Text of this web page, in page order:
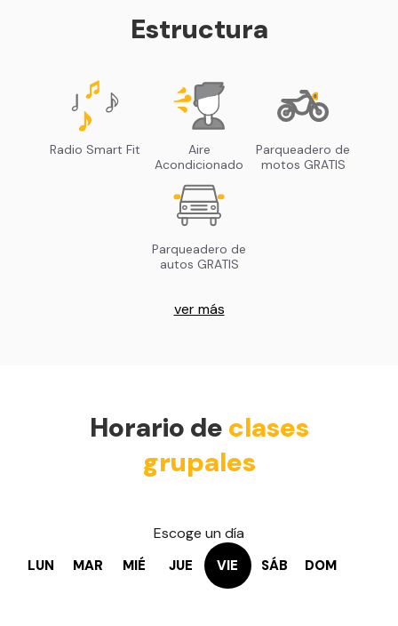
Estructura
Radio Smart Fit
Aire
Acondicionado
Parqueadero de
motos GRATIS
Parqueadero de
autos GRATIS
ver más
Horario de clases
grupales
Escoge un día
LUN MAR MIÉ JUE VIE SÁB DOM